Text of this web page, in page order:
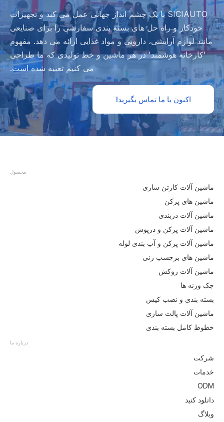
SICIAUTO با یک چشم انداز جهانی عمل می کند و تجهیزات
خودکار و راه حل های بسته بندی سفارشی را برای صنایعی
مانند لوازم آرایشی، دارویی و مواد غذایی ارائه می دهد. مفهوم
'کارخانه هوشمند' در هر ماشین و خط تولیدی که ما طراحی
می کنیم تعبیه شده است.
اکنون با ما تماس بگیرید!
محصول
ماشین آلات کارتن سازی
ماشین های پرکن
ماشین آلات دربندی
ماشین آلات پرکن و درپوش
ماشین آلات پرکن و آب بندی لوله
ماشین های برچسب زنی
ماشین آلات روکش
چک وزنه ها
بسته بندی و نصب کیس
ماشین آلات پالت سازی
خطوط کامل بسته بندی
درباره ما
شرکت
خدمات
ODM
دانلود کنید
وبلاگ